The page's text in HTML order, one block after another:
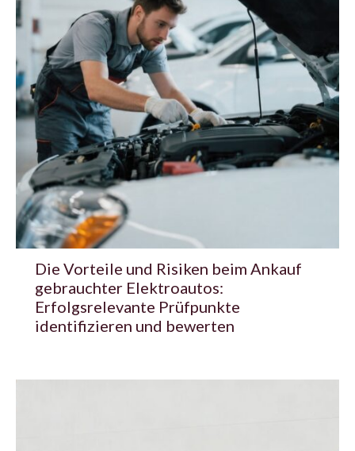
Die Vorteile und Risiken beim Ankauf
gebrauchter Elektroautos:
Erfolgsrelevante Prüfpunkte
identifizieren und bewerten